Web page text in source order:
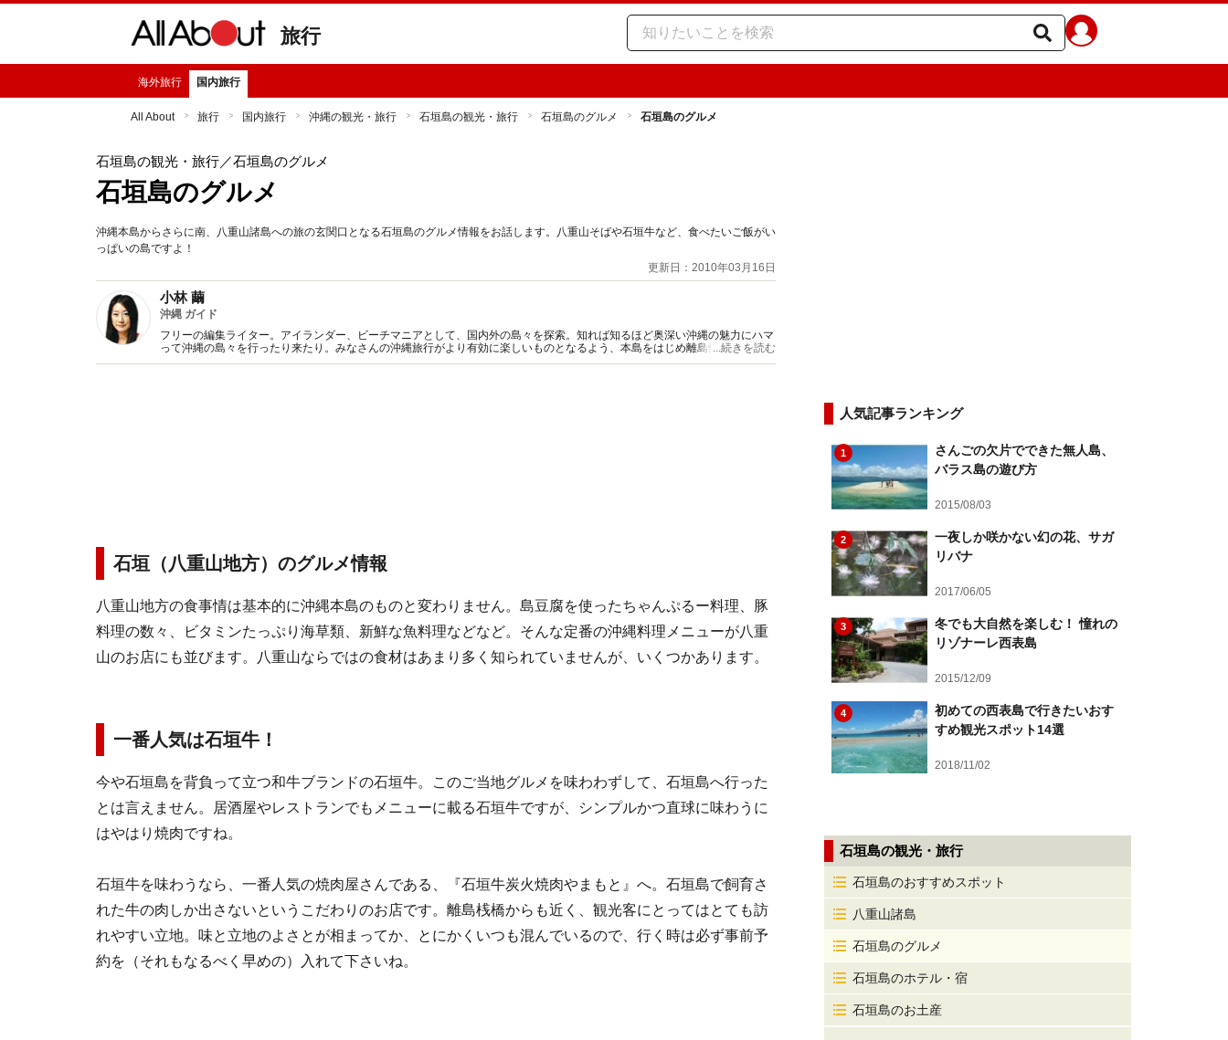
旅行
海外旅行 国内旅行
All About 旅行 国内旅行 沖縄の観光・旅行 石垣島の観光・旅行 石垣島のグルメ 石垣島のグルメ
石垣島の観光・旅行／石垣島のグルメ
石垣島のグルメ
沖縄本島からさらに南、八重山諸島への旅の玄関口となる石垣島のグルメ情報をお話します。八重山そばや石垣牛など、食べたいご飯がい
っぱいの島ですよ！
更新日：2010年03月16日
小林 繭
沖縄 ガイド
フリーの編集ライター。アイランダー、ビーチマニアとして、国内外の島々を探索。知れば知るほど奥深い沖縄の魅力にハマ
って沖縄の島々を行ったり来たり。みなさんの沖縄旅行がより有効に楽しいものとなるよう、本島をはじめ離島情報もまじえ
た沖縄情報を発信していきます！
...続きを読む
石垣（八重山地方）のグルメ情報
八重山地方の食事情は基本的に沖縄本島のものと変わりません。島豆腐を使ったちゃんぷるー料理、豚
料理の数々、ビタミンたっぷり海草類、新鮮な魚料理などなど。そんな定番の沖縄料理メニューが八重
山のお店にも並びます。八重山ならではの食材はあまり多く知られていませんが、いくつかあります。
一番人気は石垣牛！
今や石垣島を背負って立つ和牛ブランドの石垣牛。このご当地グルメを味わわずして、石垣島へ行った
とは言えません。居酒屋やレストランでもメニューに載る石垣牛ですが、シンプルかつ直球に味わうに
はやはり焼肉ですね。
石垣牛を味わうなら、一番人気の焼肉屋さんである、『石垣牛炭火焼肉やまもと』へ。石垣島で飼育さ
れた牛の肉しか出さないというこだわりのお店です。離島桟橋からも近く、観光客にとってはとても訪
れやすい立地。味と立地のよさとが相まってか、とにかくいつも混んでいるので、行く時は必ず事前予
約を（それもなるべく早めの）入れて下さいね。
人気記事ランキング
1
さんごの欠片でできた無人島、
バラス島の遊び方
2015/08/03
2
一夜しか咲かない幻の花、サガ
リバナ
2017/06/05
3
冬でも大自然を楽しむ！ 憧れの
リゾナーレ西表島
2015/12/09
4
初めての西表島で行きたいおす
すめ観光スポット14選
2018/11/02
石垣島の観光・旅行
石垣島のおすすめスポット
八重山諸島
石垣島のグルメ
石垣島のホテル・宿
石垣島のお土産